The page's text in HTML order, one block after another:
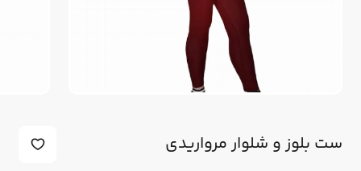
ست بلوز و شلوار مرواریدی